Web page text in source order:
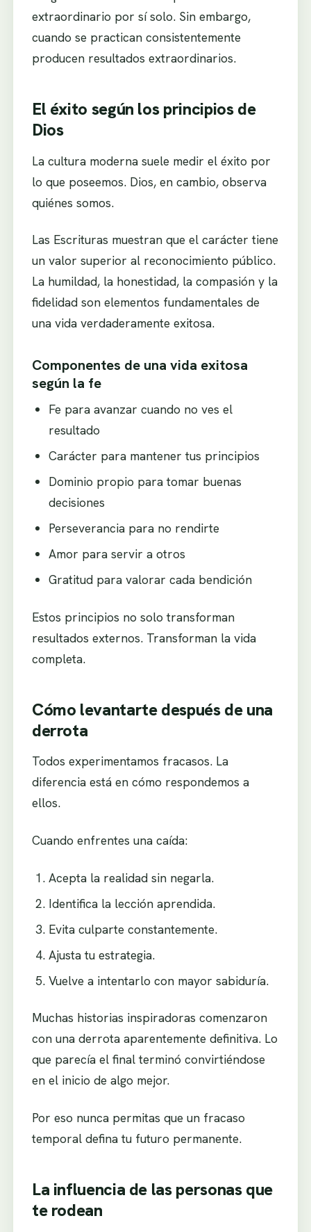
extraordinario por sí solo. Sin embargo,
cuando se practican consistentemente
producen resultados extraordinarios.
El éxito según los principios de
Dios
La cultura moderna suele medir el éxito por
lo que poseemos. Dios, en cambio, observa
quiénes somos.
Las Escrituras muestran que el carácter tiene
un valor superior al reconocimiento público.
La humildad, la honestidad, la compasión y la
fidelidad son elementos fundamentales de
una vida verdaderamente exitosa.
Componentes de una vida exitosa
según la fe
Fe para avanzar cuando no ves el
resultado
Carácter para mantener tus principios
Dominio propio para tomar buenas
decisiones
Perseverancia para no rendirte
Amor para servir a otros
Gratitud para valorar cada bendición
Estos principios no solo transforman
resultados externos. Transforman la vida
completa.
Cómo levantarte después de una
derrota
Todos experimentamos fracasos. La
diferencia está en cómo respondemos a
ellos.
Cuando enfrentes una caída:
Acepta la realidad sin negarla.
Identifica la lección aprendida.
Evita culparte constantemente.
Ajusta tu estrategia.
Vuelve a intentarlo con mayor sabiduría.
Muchas historias inspiradoras comenzaron
con una derrota aparentemente definitiva. Lo
que parecía el final terminó convirtiéndose
en el inicio de algo mejor.
Por eso nunca permitas que un fracaso
temporal defina tu futuro permanente.
La influencia de las personas que
te rodean